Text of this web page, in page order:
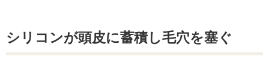
シリコンが頭皮に蓄積し毛穴を塞ぐ